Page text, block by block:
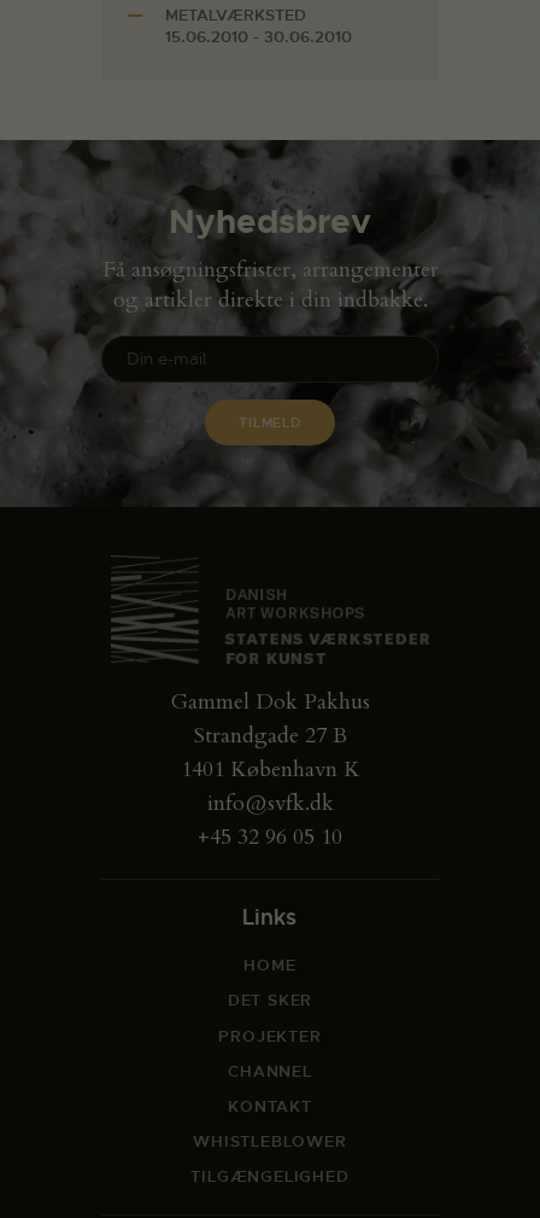
METALVÆRKSTED
15.06.2010 - 30.06.2010
Nyhedsbrev
Få ansøgningsfrister, arrangementer
og artikler direkte i din indbakke.
Gammel Dok Pakhus
Strandgade 27 B
1401 København K
info@svfk.dk
+45 32 96 05 10
Links
HOME
DET SKER
PROJEKTER
CHANNEL
KONTAKT
WHISTLEBLOWER
TILGÆNGELIGHED